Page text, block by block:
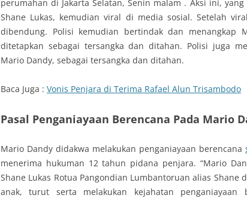
perumahan di Jakarta Selatan, Senin malam . Aksi ini,
Shane Lukas, kemudian viral di media sosial. Setelah
dibendung. Polisi kemudian bertindak dan menangkap
ditetapkan sebagai tersangka dan ditahan. Polisi juga
Mario Dandy, sebagai tersangka dan ditahan.
Baca Juga : Vonis Penjara di Terima Rafael Alun Trisambodo
Pasal Penganiayaan Berencana Pada Mario
Mario Dandy didakwa melakukan penganiayaan berencana
menerima hukuman 12 tahun pidana penjara. “Mario
Shane Lukas Rotua Pangondian Lumbantoruan alias Shane
anak, turut serta melakukan kejahatan penganiayaan